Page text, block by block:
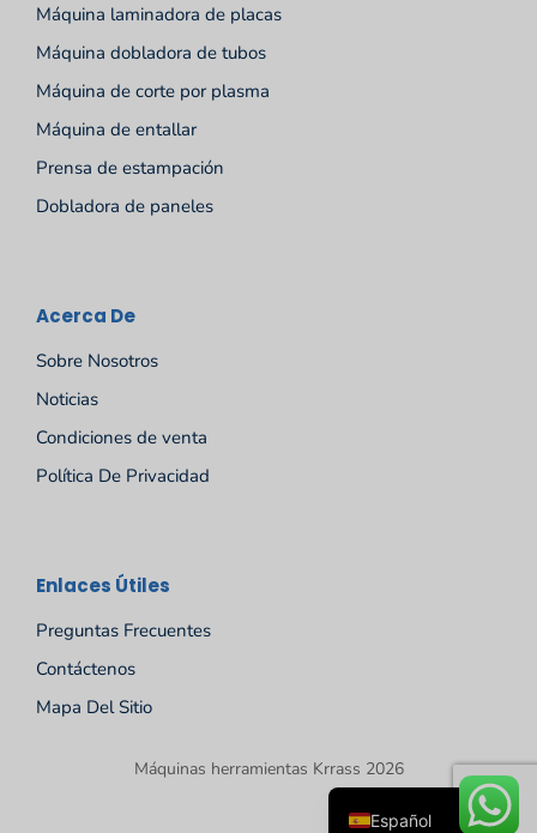
Máquina laminadora de placas
Máquina dobladora de tubos
Máquina de corte por plasma
Máquina de entallar
Prensa de estampación
Dobladora de paneles
Acerca De
Sobre Nosotros
Noticias
Condiciones de venta
Política De Privacidad
Enlaces Útiles
Preguntas Frecuentes
Contáctenos
Mapa Del Sitio
Máquinas herramientas Krrass 2026
Español
العربية